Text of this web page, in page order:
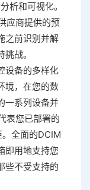
析和可视化。
应商提供的预
之前识别并解
战。
设备的多样化
境，在您的数
一系列设备并
表您已部署的
全面的DCIM
即用地支持您
些不受支持的